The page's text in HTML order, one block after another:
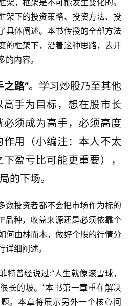
架，框架是不可能发生变化的。
架下的投资策略、投资方法、投
具体阐述。本书传授的全部方法
的框架下，沿着这种思路，去开
内容。
之路”。学习炒股乃至其他
手为目标，想在股市长
须成为高手，必须高度
用（小编注：本人不太
盈亏比可能更重要），
的下场。
数投资者都不会把市场作为标的
品种，收益来源还是必须依靠个
何由林而木，做好个股的行情分
细阐述。
特曾经说过:“人生就像滚雪球，
长的坡。”本书第一章重在解决
。本章将展示另外一个核心问